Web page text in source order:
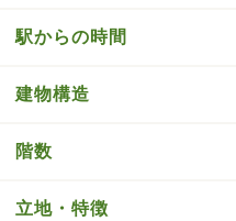
駅からの時間
建物構造
階数
立地・特徴